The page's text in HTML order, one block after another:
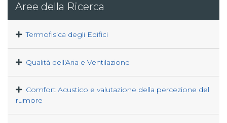
Aree della Ricerca
Termofisica degli Edifici
Qualità dell'Aria e Ventilazione
Comfort Acustico e valutazione della percezione del
rumore